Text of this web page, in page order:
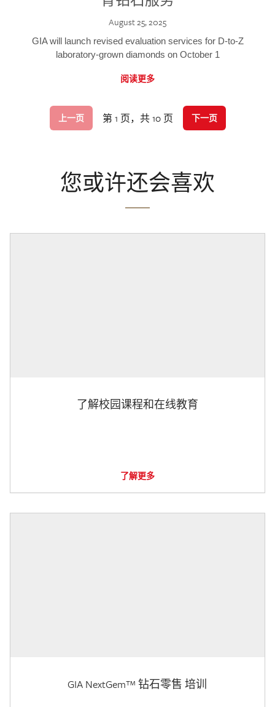
August 25, 2025
GIA will launch revised evaluation services for D-to-Z
laboratory-grown diamonds on October 1
阅读更多
上一页 第 1 页，共 10 页 下一页
您或许还会喜欢
了解校园课程和在线教育
了解更多
GIA NextGem™ 钻石零售 培训